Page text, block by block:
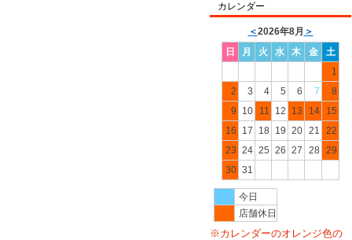
カレンダー
＜2026年8月 ＞
日
月 火 水 木 金
土
1
2
3 4 5 6 7
8
9
10 11 12 13 14
15
16
17 18 19 20 21
22
23 24 25 26 27 28
29
30 31
今日
店舗休日
※カレンダーのオレンジ色の